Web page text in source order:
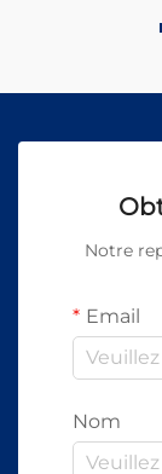
Notre
Email
Nom